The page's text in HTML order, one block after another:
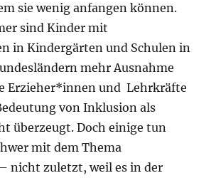
sie wenig anfangen können.
sind Kinder mit
in Kindergärten und Schulen in
mehr Ausnahme
Erzieher*innen und Lehrkräfte
von Inklusion als
überzeugt. Doch einige tun
mit dem Thema
nicht zuletzt, weil es in der